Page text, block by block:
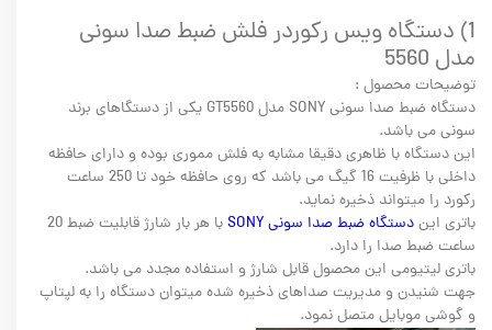
1) دستگاه ویس رکوردر فلش ضبط صدا سونی
مدل 5560
توضیحات محصول :
دستگاه ضبط صدا سونی SONY مدل GT5560 یکی از دستگاهای برند
سونی می باشد.
این دستگاه با ظاهری دقیقا مشابه به فلش مموری بوده و دارای حافظه
داخلی با ظرفیت 16 گیگ می باشد که روی حافظه خود تا 250 ساعت
رکورد را میتواند ذخیره نماید.
باتری ایندستگاه ضبط صدا سونی SONY
با هر بار شارژ قابلیت ضبط 20
ساعت ضبط صدا را دارد.
باتری لیتیومی این محصول قابل شارژ و استفاده مجدد می باشد.
جهت شنیدن و مدیریت صداهای ذخیره شده میتوان دستگاه را به لپتاپ
و گوشی موبایل متصل نمود.